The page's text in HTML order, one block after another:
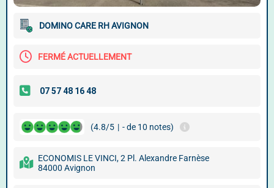
DOMINO CARE RH AVIGNON
FERMÉ ACTUELLEMENT
(4.8/5 | - de 10 notes)
ECONOMIS LE VINCI, 2 Pl. Alexandre Farnèse
84000 Avignon